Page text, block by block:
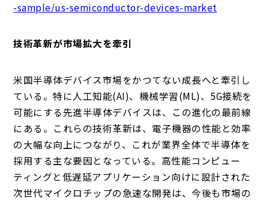
-sample/us-semiconductor-devices-market
技術革新が市場拡大を牽引
米国半導体デバイス市場をかつてない成長へと牽引し
ている。特に人工知能(AI)、機械学習(ML)、5G接続を
可能にする先進半導体デバイスは、この進化の最前線
にある。これらの技術革新は、電子機器の性能と効率
の大幅な向上につながり、これが業界全体で半導体を
採用する主な要因となっている。高性能コンピュー
ティングと低遅延アプリケーション向けに設計された
次世代マイクロチップの急速な開発は、今後も市場の